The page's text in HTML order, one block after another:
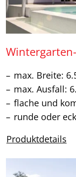
max. Breite:
max. Ausfall:
flache und
runde oder
Produktdetails